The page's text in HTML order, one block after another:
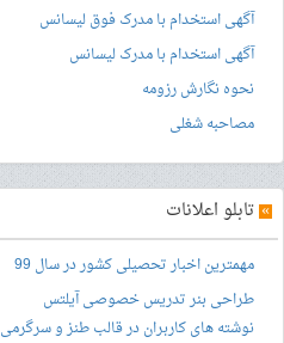
آگهی استخدام با مدرک فوق لیسانس
آگهی استخدام با مدرک لیسانس
نحوه نگارش رزومه
مصاحبه شغلی
» تابلو اعلانات
مهمترین اخبار تحصیلی کشور در سال 99
طراحی بنرتدریس خصوصی آیلتس
نوشته های کاربران در قالب طنز و سرگرمی 99